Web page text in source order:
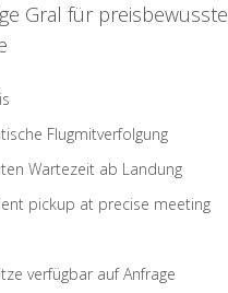
Gral für preisbewusste
Flugmitverfolgung
Wartezeit ab Landung
pickup at precise meeting
verfügbar auf Anfrage